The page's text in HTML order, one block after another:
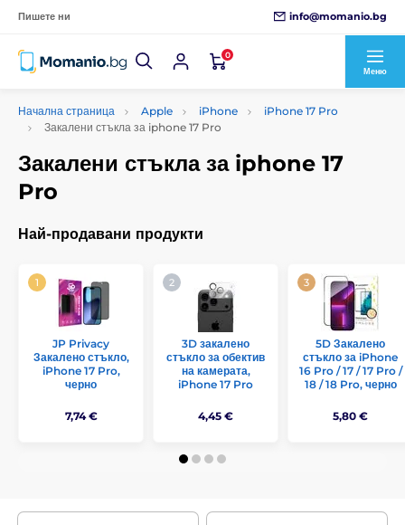
Пишете ни info@momanio.bg
0
Меню
Начална страница Apple iPhone
iPhone 17 Pro
Закалени стъкла за iphone 17 Pro
Закалени стъкла за iphone 17
Pro
Най-продавани продукти
JP Privacy
Закалено стъкло,
iPhone 17 Pro,
черно
7,74 €
3D закалено
стъкло за обектив
на камерата,
iPhone 17 Pro
4,45 €
5D Закалено
стъкло за iPhone
16 Pro / 17 / 17 Pro /
18 / 18 Pro, черно
5,80 €